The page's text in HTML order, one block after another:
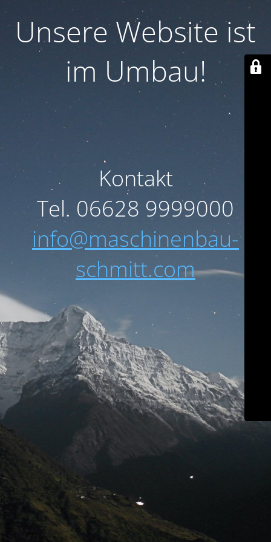
Unsere Website ist
im Umbau!
Kontakt
Tel. 06628 9999000
info@maschinenbau-
schmitt.com